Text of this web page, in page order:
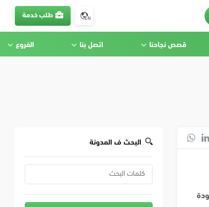
EN طلب خدمة
قصص نجاحنا اتصل بنا الفروع
البحث ف المدونة